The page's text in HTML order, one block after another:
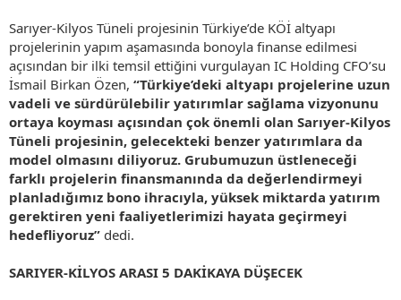
Sarıyer-Kilyos Tüneli projesinin Türkiye’de KÖİ altyapı
projelerinin yapım aşamasında bonoyla finanse edilmesi
açısından bir ilki temsil ettiğini vurgulayan IC Holding CFO’su
İsmail Birkan Özen, “Türkiye’deki altyapı projelerine uzun
vadeli ve sürdürülebilir yatırımlar sağlama vizyonunu
ortaya koyması açısından çok önemli olan Sarıyer-Kilyos
Tüneli projesinin, gelecekteki benzer yatırımlara da
model olmasını diliyoruz. Grubumuzun üstleneceği
farklı projelerin finansmanında da değerlendirmeyi
planladığımız bono ihracıyla, yüksek miktarda yatırım
gerektiren yeni faaliyetlerimizi hayata geçirmeyi
hedefliyoruz” dedi.
SARIYER-KİLYOS ARASI 5 DAKİKAYA DÜŞECEK